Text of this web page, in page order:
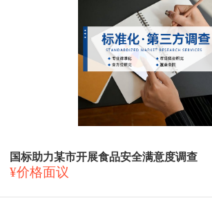
国标助力某市开展食品安全满意度调查
¥价格面议